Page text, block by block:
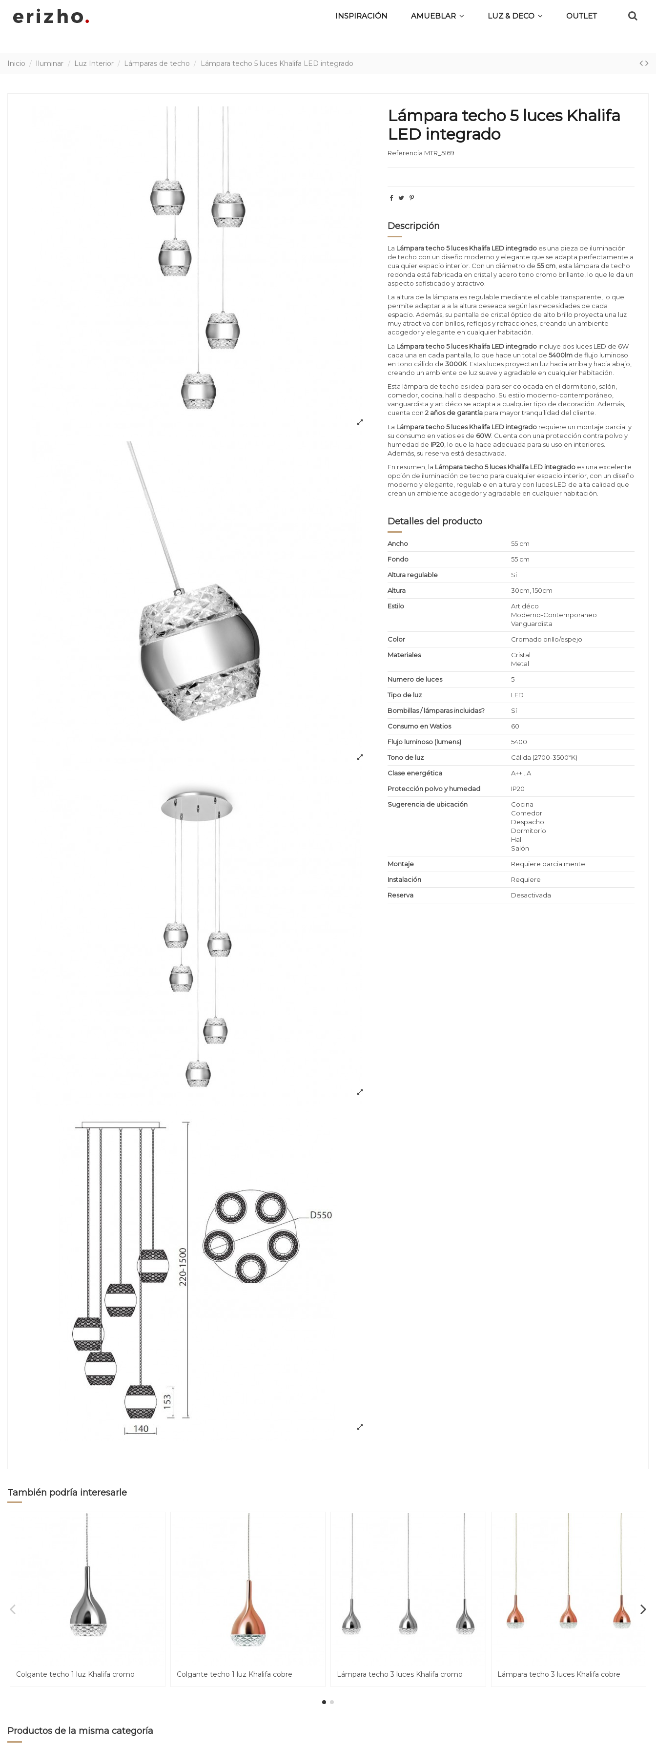
INSPIRACIÓN AMUEBLAR LUZ & DECO OUTLET
Inicio Iluminar Luz Interior Lámparas de techo Lámpara techo 5 luces Khalifa LED integrado
Lámpara techo 5 luces Khalifa
LED integrado
Referencia MTR_5169
Descripción
La Lámpara techo 5 luces Khalifa LED integrado es una pieza de iluminación
de techo con un diseño moderno y elegante que se adapta perfectamente a
cualquier espacio interior. Con un diámetro de55 cm , esta lámpara de techo
redonda está fabricada en cristal y acero tono cromo brillante, lo que le da un
aspecto sofisticado y atractivo.
La altura de la lámpara es regulable mediante el cable transparente, lo que
permite adaptarla a la altura deseada según las necesidades de cada
espacio. Además, su pantalla de cristal óptico de alto brillo proyecta una luz
muy atractiva con brillos, reflejos y refracciones, creando un ambiente
acogedor y elegante en cualquier habitación.
La Lámpara techo 5 luces Khalifa LED integrado incluye dos luces LED de 6W
cada una en cada pantalla, lo que hace un total de5400lm de flujo luminoso
en tono cálido de3000K. Estas luces proyectan luz hacia arriba y hacia abajo,
creando un ambiente de luz suave y agradable en cualquier habitación.
Esta lámpara de techo es ideal para ser colocada en el dormitorio, salón,
comedor, cocina, hall o despacho. Su estilo moderno-contemporáneo,
vanguardista y art déco se adapta a cualquier tipo de decoración. Además,
cuenta con2 años de garantía para mayor tranquilidad del cliente.
La Lámpara techo 5 luces Khalifa LED integrado requiere un montaje parcial y
su consumo en vatios es de 60W. Cuenta con una protección contra polvo y
humedad de IP20 , lo que la hace adecuada para su uso en interiores.
Además, su reserva está desactivada.
En resumen, la Lámpara techo 5 luces Khalifa LED integrado es una excelente
opción de iluminación de techo para cualquier espacio interior, con un diseño
moderno y elegante, regulable en altura y con luces LED de alta calidad que
crean un ambiente acogedor y agradable en cualquier habitación.
Detalles del producto
Ancho
55 cm
Fondo
55 cm
Altura regulable
Si
Altura
30cm, 150cm
Estilo
Art déco
Moderno-Contemporaneo
Vanguardista
Color
Cromado brillo/espejo
Materiales
Cristal
Metal
Numero de luces
5
Tipo de luz
LED
Bombillas / lámparas incluidas?
Sí
Consumo en Watios
60
Flujo luminoso (lumens)
5400
Tono de luz
Cálida (2700-3500ºK)
Clase energética
A++...A
Protección polvo y humedad
IP20
Sugerencia de ubicación
Cocina
Comedor
Despacho
Dormitorio
Hall
Salón
Montaje
Requiere parcialmente
Instalación
Requiere
Reserva
Desactivada
También podría interesarle
Colgante techo 1 luz Khalifa cromo Colgante techo 1 luz Khalifa cobre Lámpara techo 3 luces Khalifa cromo Lámpara techo 3 luces Khalifa cobre
Productos de la misma categoría